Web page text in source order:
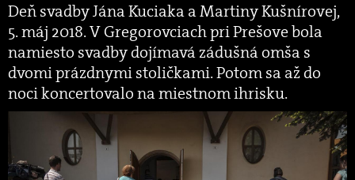
Deň svadby Jána Kuciaka a Martiny Kušnírovej,
5. máj 2018. V Gregorovciach pri Prešove bola
namiesto svadby dojímavá zádušná omša s
dvomi prázdnymi stoličkami. Potom sa až do
noci koncertovalo na miestnom ihrisku.